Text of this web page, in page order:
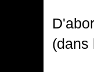
(dans